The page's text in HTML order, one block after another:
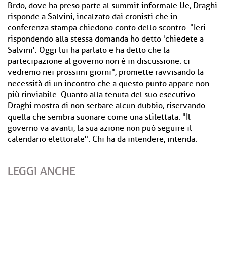
Brdo, dove ha preso parte al summit informale Ue, Draghi
risponde a Salvini, incalzato dai cronisti che in
conferenza stampa chiedono conto dello scontro. "Ieri
rispondendo alla stessa domanda ho detto 'chiedete a
Salvini'. Oggi lui ha parlato e ha detto che la
partecipazione al governo non è in discussione: ci
vedremo nei prossimi giorni", promette ravvisando la
necessità di un incontro che a questo punto appare non
più rinviabile. Quanto alla tenuta del suo esecutivo
Draghi mostra di non serbare alcun dubbio, riservando
quella che sembra suonare come una stilettata: "Il
governo va avanti, la sua azione non può seguire il
calendario elettorale". Chi ha da intendere, intenda.
LEGGI ANCHE